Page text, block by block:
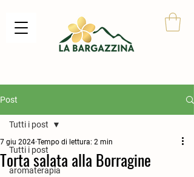
Post
Tutti i post
aromaterapia
Tutti i post
Torta salata alla Borragine
7 giu 2024 Tempo di lettura: 2 min